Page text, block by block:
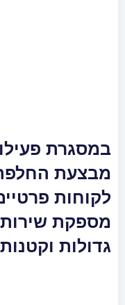
במסגרת
מבצעת החלפת
לקוחות
מספקת שירות
גדולות